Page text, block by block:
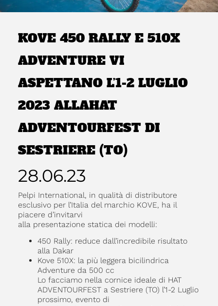
KOVE 450 RALLY E 510X
ADVENTURE VI
ASPETTANO L’1-2 LUGLIO
2023 ALLAHAT
ADVENTOURFEST DI
SESTRIERE (TO)
28.06.23
Pelpi International, in qualità di distributore
esclusivo per l’Italia del marchio KOVE, ha il
piacere d’invitarvi
alla presentazione statica dei modelli:
450 Rally: reduce dall’incredibile risultato
alla Dakar
Kove 510X: la più leggera bicilindrica
Adventure da 500 cc
Lo facciamo nella cornice ideale di HAT
ADVENTOURFEST a Sestriere (TO) l’1-2 Luglio
prossimo, evento di